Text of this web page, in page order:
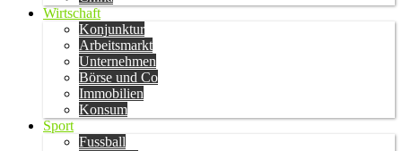
Wirtschaft
Konjunktur
Arbeitsmarkt
Unternehmen
Börse und Co
Immobilien
Konsum
Sport
Fussball